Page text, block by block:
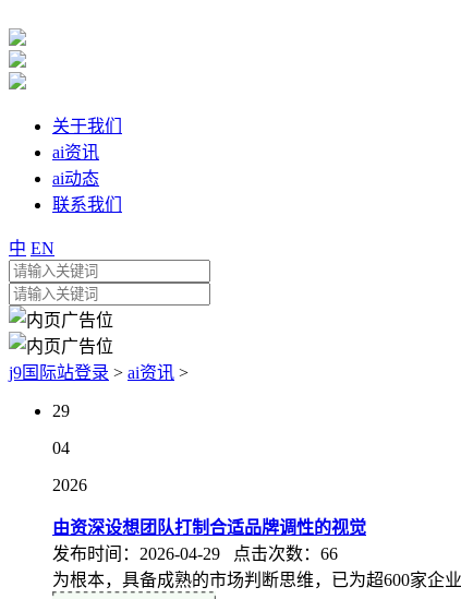
关于我们
ai资讯
ai动态
联系我们
中 EN
j9国际站登录 > ai资讯 >
29
04
2026
由资深设想团队打制合适品牌调性的视觉
发布时间：2026-04-29 点击次数：66
为根本，具备成熟的市场判断思维，已为超600家企